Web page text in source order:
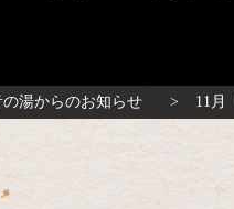
の湯からのお知らせ 11月